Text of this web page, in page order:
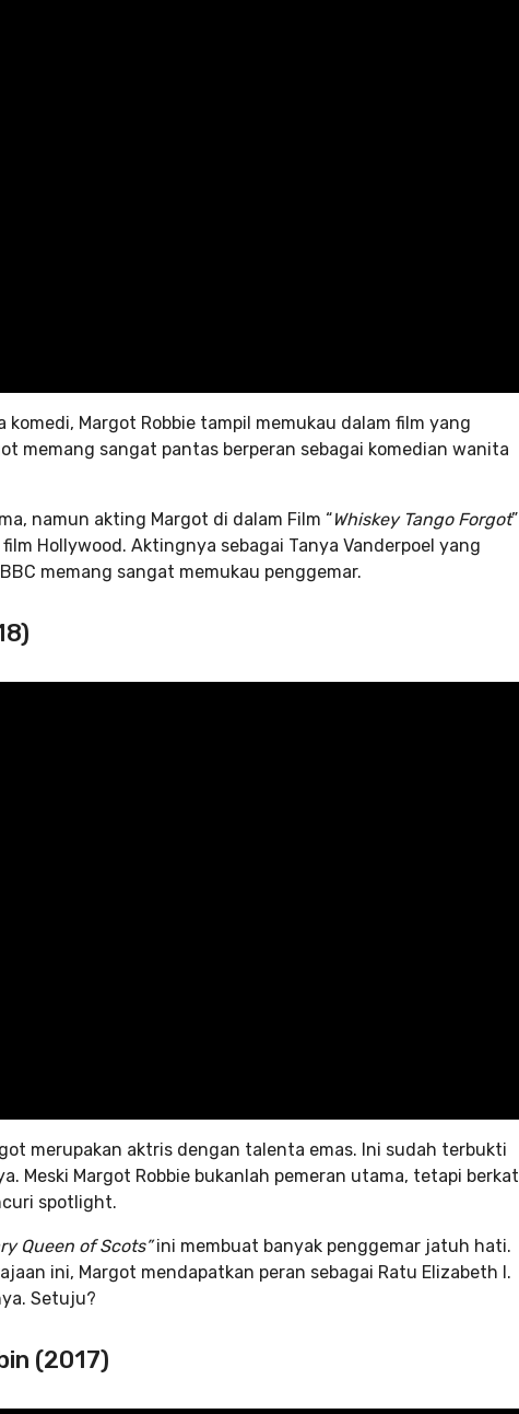
Margot Robbie tampil memukau dalam film yang
memang sangat pantas berperan sebagai komedian wanita
namun akting Margot di dalam Film “Whiskey Tango Forgot”
Hollywood. Aktingnya sebagai Tanya Vanderpoel yang
memang sangat memukau penggemar.
merupakan aktris dengan talenta emas. Ini sudah terbukti
Meski Margot Robbie bukanlah pemeran utama, tetapi berkat
spotlight.
Queen of Scots”ini membuat banyak penggemar jatuh hati.
ini, Margot mendapatkan peran sebagai Ratu Elizabeth I.
Setuju?
(2017)